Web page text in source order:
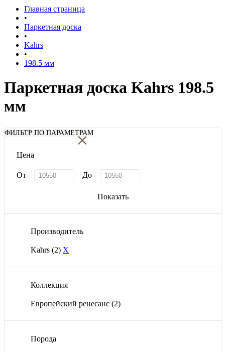
Главная страница
•
Паркетная доска
•
Kahrs
•
198.5 мм
Паркетная доска Kahrs 198.5
мм
ФИЛЬТР ПО ПАРАМЕТРАМ
×
Цена
От До
Показать
Производитель
Kahrs (2) X
Коллекция
Европейский ренесанс (2)
Порода